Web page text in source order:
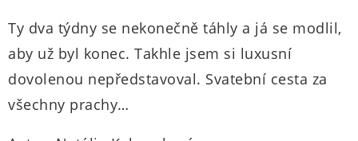
Ty dva týdny se nekonečně táhly a já se modlil,
aby už byl konec. Takhle jsem si luxusní
dovolenou nepředstavoval. Svatební cesta za
všechny prachy…